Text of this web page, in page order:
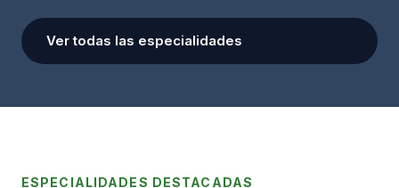
Ver todas las especialidades
ESPECIALIDADES DESTACADAS